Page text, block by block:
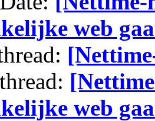
web
web